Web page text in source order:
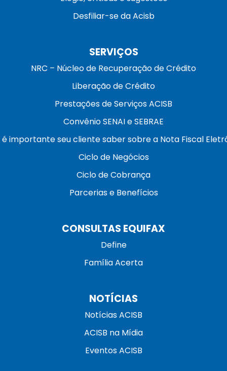
Desfiliar-se da Acisb
SERVIÇOS
NRC – Núcleo de Recuperação de Crédito
Liberação de Crédito
Prestações de Serviços ACISB
Convênio SENAI e SEBRAE
é importante seu cliente saber sobre a Nota Fiscal
Ciclo de Negócios
Ciclo de Cobrança
Parcerias e Benefícios
CONSULTAS EQUIFAX
Define
Família Acerta
NOTÍCIAS
Notícias ACISB
ACISB na Mídia
Eventos ACISB